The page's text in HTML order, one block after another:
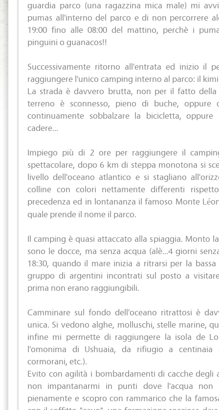
guardia parco (una ragazzina mica male) mi
pumas all'interno del parco e di non percorrere
19:00 fino alle 08:00 del mattino, perchè i
pinguini o guanacos!!
Successivamente ritorno all'entrata ed inizio il
raggiungere l'unico camping interno al parco: il
La strada è davvero brutta, non per il fatto
terreno è sconnesso, pieno di buche,
continuamente sobbalzare la bicicletta,
cadere...
Impiego più di 2 ore per raggiungere il
spettacolare, dopo 6 km di steppa monotona si
livello dell'oceano atlantico e si stagliano
colline con colori nettamente differenti
precedenza ed in lontananza il famoso Monte
quale prende il nome il parco.
Il camping è quasi attaccato alla spiaggia. Monto
sono le docce, ma senza acqua (alè...4 giorni
18:30, quando il mare inizia a ritrarsi per la
gruppo di argentini incontrati sul posto a
prima non erano raggiungibili.
Camminare sul fondo dell'oceano ritrattosi è
unica. Si vedono alghe, molluschi, stelle marine,
infine mi permette di raggiungere la isola de
l'omonima di Ushuaia, da rifiugio a centinaia
cormorani, etc.).
Evito con agilità i bombardamenti di cacche degli
non impantanarmi in punti dove l'acqua
pienamente e scopro con rammarico che la